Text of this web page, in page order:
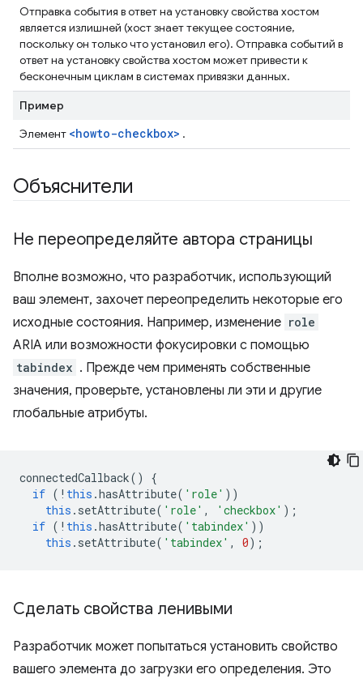
Отправка события в ответ на установку свойства хостом
является излишней (хост знает текущее состояние,
поскольку он только что установил его). Отправка событий в
ответ на установку свойства хостом может привести к
бесконечным циклам в системах привязки данных.
Пример
Элемент <howto-checkbox> .
Объяснители
Не переопределяйте автора страницы
Вполне возможно, что разработчик, использующий
ваш элемент, захочет переопределить некоторые его
исходные состояния. Например, изменение role
ARIA или возможности фокусировки с помощью
tabindex . Прежде чем применять собственные
значения, проверьте, установлены ли эти и другие
глобальные атрибуты.
connectedCallback()
{
if ( ! this .hasAttribute( 'role' ))
this . setAttribute( 'role' , 'checkbox' );
if ( ! this .hasAttribute( 'tabindex' ))
this . setAttribute( 'tabindex' , 0);
Сделать свойства ленивыми
Разработчик может попытаться установить свойство
вашего элемента до загрузки его определения. Это